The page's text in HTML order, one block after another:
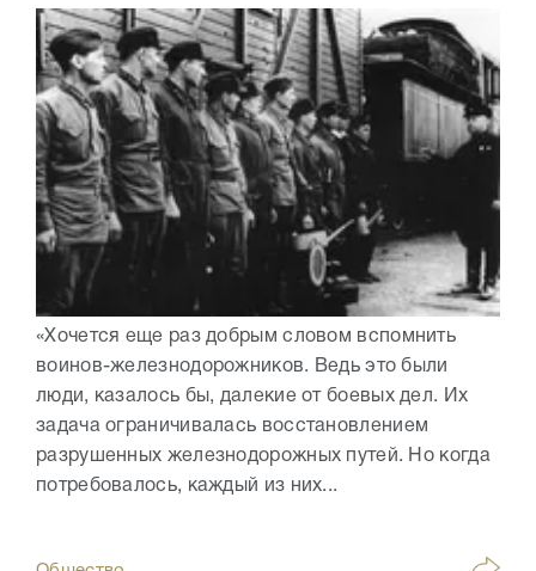
«Хочется еще раз добрым словом вспомнить
воинов-железнодорожников. Ведь это были
люди, казалось бы, далекие от боевых дел. Их
задача ограничивалась восстановлением
разрушенных железнодорожных путей. Но когда
потребовалось, каждый из них...